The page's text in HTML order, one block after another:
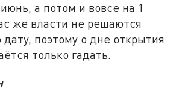
а потом и вовсе на 1
же власти не решаются
дату, поэтому о дне открытия
только гадать.